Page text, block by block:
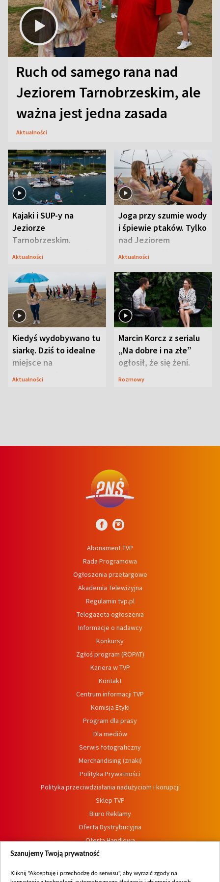
Ruch od samego rana nad
Jeziorem Tarnobrzeskim, ale
ważna jest jedna zasada
Aktualności
Kajaki i SUP-y na
Jeziorze
Tarnobrzeskim.
Przyrodnicy zwracają
Aktualności
Joga przy szumie wody
i śpiewie ptaków. Tylko
nad Jeziorem
Tarnobrzeskim
Aktualności
Kiedyś wydobywano tu
siarkę. Dziś to idealne
miejsce na
wypoczynek
Aktualności
Marcin Korcz z serialu
„Na dobre i na złe”
ogłosił, że się żeni.
Zdradził, co zmienił
Rozmowy
Abonament TVP
Rada Programowa
Ogłoszenia przetargowe
Akademia Telewizyjna
Regulamin tvp.pl
Telegazeta ogłoszenia
Informacje o nadawcy
Konkursy
Zgłoś program (ROPAT)
Kariera w TVP
Kontakt
Centrum informacji TVP
Komisja Etyki
Program dla prasy
Dla mediów
Serwis fotograficzny
Merchandising (znaki)
Polityka Prywatności
Polityka przeciwdziałania nadużyciom i korupcji
Sklep TVP
Biuro Reklamy
Oferta Dystrybucyjna
Oferta Handlowa
Dostępność
Procedura zgłoszeń wewnętrznych
Szanujemy Twoją prywatność
Kliknij "Akceptuję i przechodzę do serwisu", aby wyrazić zgody na